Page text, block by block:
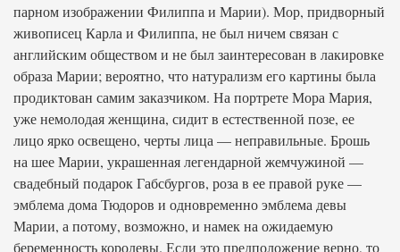
парном изображении Филиппа и Марии). Мор, придворный
живописец Карла и Филиппа, не был ничем связан с
английским обществом и не был заинтересован в лакировке
образа Марии; вероятно, что натурализм его картины была
продиктован самим заказчиком. На портрете Мора Мария,
уже немолодая женщина, сидит в естественной позе, ее
лицо ярко освещено, черты лица — неправильные. Брошь
на шее Марии, украшенная легендарной жемчужиной —
свадебный подарок Габсбургов, роза в ее правой руке —
эмблема дома Тюдоров и одновременно эмблема девы
Марии, а потому, возможно, и намек на ожидаемую
беременность королевы. Если это предположение верно, то